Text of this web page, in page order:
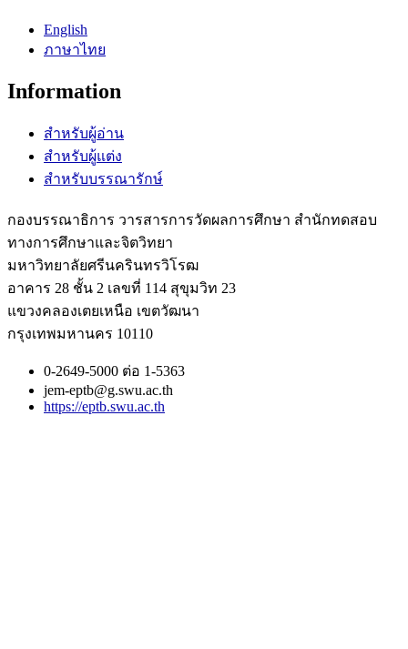
English
ภาษาไทย
Information
สำหรับผู้อ่าน
สำหรับผู้แต่ง
สำหรับบรรณารักษ์
กองบรรณาธิการ วารสารการวัดผลการศึกษา สำนักทดสอบ
ทางการศึกษาและจิตวิทยา
มหาวิทยาลัยศรีนครินทรวิโรฒ
อาคาร 28 ชั้น 2 เลขที่ 114 สุขุมวิท 23
แขวงคลองเตยเหนือ เขตวัฒนา
กรุงเทพมหานคร 10110
0-2649-5000 ต่อ 1-5363
jem-eptb@g.swu.ac.th
https://eptb.swu.ac.th